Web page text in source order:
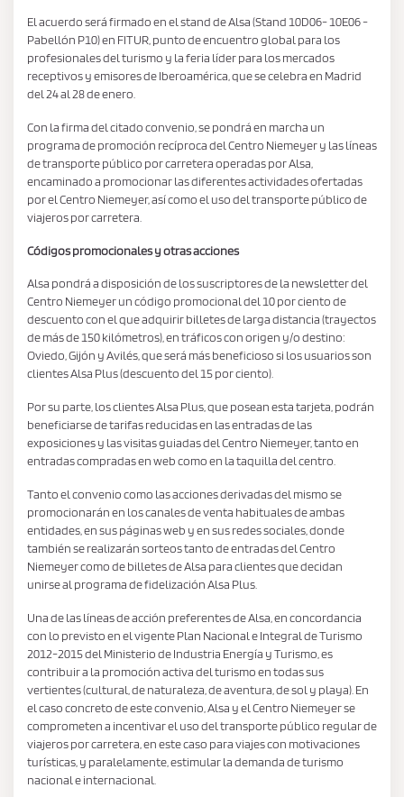
El acuerdo será firmado en el stand de Alsa (Stand 10D06- 10E06 -
Pabellón P10) en FITUR, punto de encuentro global para los
profesionales del turismo y la feria líder para los mercados
receptivos y emisores de Iberoamérica, que se celebra en Madrid
del 24 al 28 de enero.
Con la firma del citado convenio, se pondrá en marcha un
programa de promoción recíproca del Centro Niemeyer y las líneas
de transporte público por carretera operadas por Alsa,
encaminado a promocionar las diferentes actividades ofertadas
por el Centro Niemeyer, así como el uso del transporte público de
viajeros por carretera.
Códigos promocionales y otras acciones
Alsa pondrá a disposición de los suscriptores de la newsletter del
Centro Niemeyer un código promocional del 10 por ciento de
descuento con el que adquirir billetes de larga distancia (trayectos
de más de 150 kilómetros), en tráficos con origen y/o destino:
Oviedo, Gijón y Avilés, que será más beneficioso si los usuarios son
clientes Alsa Plus (descuento del 15 por ciento).
Por su parte, los clientes Alsa Plus, que posean esta tarjeta, podrán
beneficiarse de tarifas reducidas en las entradas de las
exposiciones y las visitas guiadas del Centro Niemeyer, tanto en
entradas compradas en web como en la taquilla del centro.
Tanto el convenio como las acciones derivadas del mismo se
promocionarán en los canales de venta habituales de ambas
entidades, en sus páginas web y en sus redes sociales, donde
también se realizarán sorteos tanto de entradas del Centro
Niemeyer como de billetes de Alsa para clientes que decidan
unirse al programa de fidelización Alsa Plus.
Una de las líneas de acción preferentes de Alsa, en concordancia
con lo previsto en el vigente Plan Nacional e Integral de Turismo
2012-2015 del Ministerio de Industria Energía y Turismo, es
contribuir a la promoción activa del turismo en todas sus
vertientes (cultural, de naturaleza, de aventura, de sol y playa). En
el caso concreto de este convenio, Alsa y el Centro Niemeyer se
comprometen a incentivar el uso del transporte público regular de
viajeros por carretera, en este caso para viajes con motivaciones
turísticas, y paralelamente, estimular la demanda de turismo
nacional e internacional.